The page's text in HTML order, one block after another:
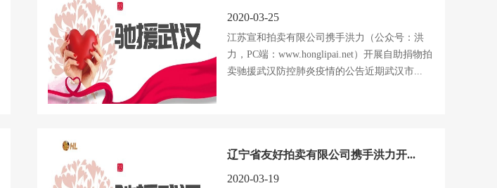
2020-03-25
江苏宣和拍卖有限公司携手洪力（公众号：洪
力，PC端：www.honglipai.net）开展自助捐物拍
卖驰援武汉防控肺炎疫情的公告近期武汉市...
辽宁省友好拍卖有限公司携手洪力开...
2020-03-19